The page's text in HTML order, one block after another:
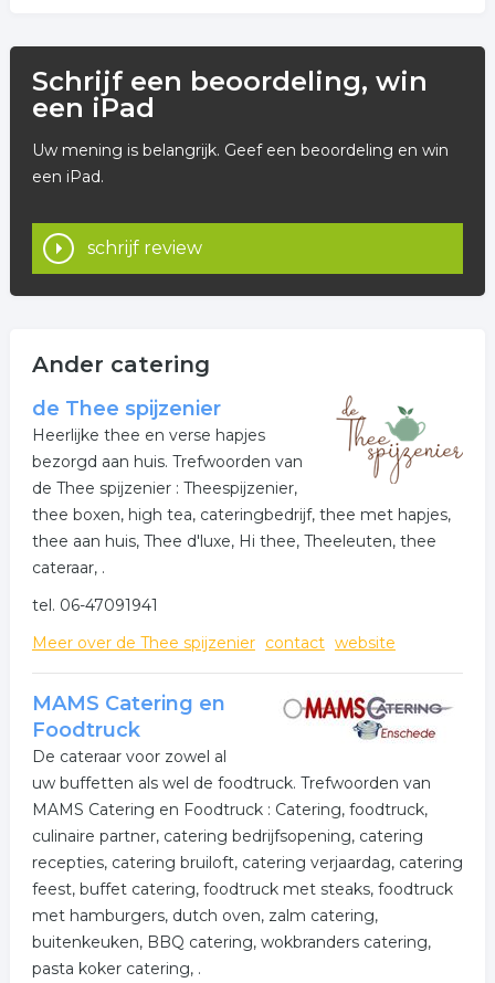
Schrijf een beoordeling, win
een iPad
Uw mening is belangrijk. Geef een beoordeling en win
een iPad.
schrijf review
Ander catering
de Thee spijzenier
Heerlijke thee en verse hapjes
bezorgd aan huis. Trefwoorden van
de Thee spijzenier : Theespijzenier,
thee boxen, high tea, cateringbedrijf, thee met hapjes,
thee aan huis, Thee d'luxe, Hi thee, Theeleuten, thee
cateraar, .
tel. 06-47091941
Meer over de Thee spijzenier contact website
MAMS Catering en
Foodtruck
De cateraar voor zowel al
uw buffetten als wel de foodtruck. Trefwoorden van
MAMS Catering en Foodtruck : Catering, foodtruck,
culinaire partner, catering bedrijfsopening, catering
recepties, catering bruiloft, catering verjaardag, catering
feest, buffet catering, foodtruck met steaks, foodtruck
met hamburgers, dutch oven, zalm catering,
buitenkeuken, BBQ catering, wokbranders catering,
pasta koker catering, .